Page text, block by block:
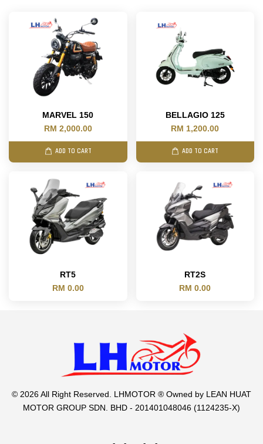
MARVEL 150
RM 2,000.00
ADD TO CART
BELLAGIO 125
RM 1,200.00
ADD TO CART
RT5
RM 0.00
RT2S
RM 0.00
© 2026 All Right Reserved. LHMOTOR ® Owned by LEAN HUAT
MOTOR GROUP SDN. BHD - 201401048046 (1124235-X)